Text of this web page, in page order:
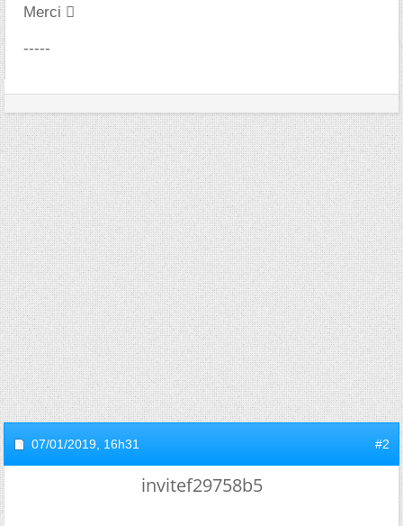
Merci 
-----
07/01/2019, 16h31 #2
invitef29758b5